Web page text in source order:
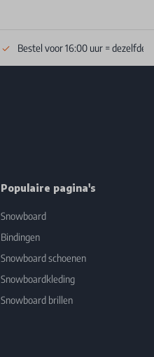
Bestel voor 16:00 uur = dezelfde
Populaire pagina's
Snowboard
Bindingen
Snowboard schoenen
Snowboardkleding
Snowboard brillen